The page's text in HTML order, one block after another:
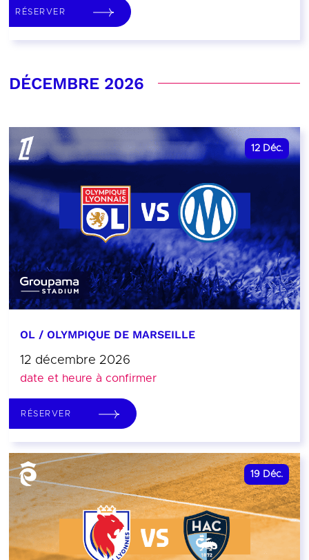
RÉSERVER
DÉCEMBRE 2026
12 Déc.
OL / OLYMPIQUE DE MARSEILLE
12 décembre 2026
date et heure à confirmer
RÉSERVER
19 Déc.